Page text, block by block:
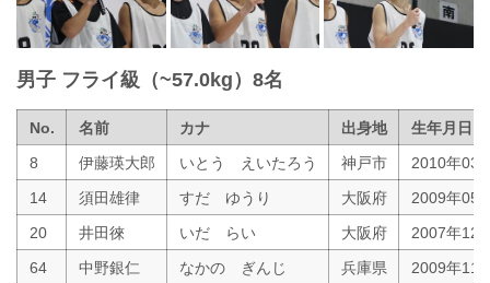
男子 フライ級（~57.0kg）8名
No. 名前 カナ 出身地
生年月日
8
伊藤瑛大郎 いとう えいたろう 神戸市
2010年03
14
須田雄律 すだ ゆうり 大阪府
2009年05
20
井田徠 いだ らい 大阪府
2007年12
64
中野銀仁 なかの ぎんじ 兵庫県
2009年11